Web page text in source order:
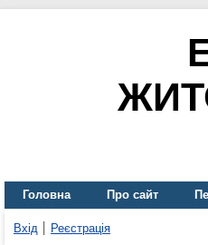
Головна Про сайт
Вхід Реєстрація